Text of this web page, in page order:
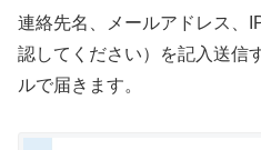
連絡先名、メールアドレス、
認してください）を記入送信
ルで届きます。